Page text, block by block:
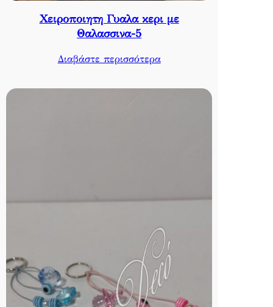
Χειροποιητη Γυαλα κερι με
Θαλασσινα-5
Διαβάστε περισσότερα